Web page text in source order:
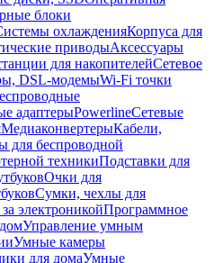
блоки
охлажденияКорпуса для
приводыАксессуары
для накопителейСетевое
DSL-модемыWi-Fi точки
адаптерыPowerlineСетевые
МедиаконвертерыКабели,
для беспроводной
техникиПодставки для
Очки для
Сумки, чехлы для
электроникойПрограммное
Управление умным
Умные камеры
для домаУмные